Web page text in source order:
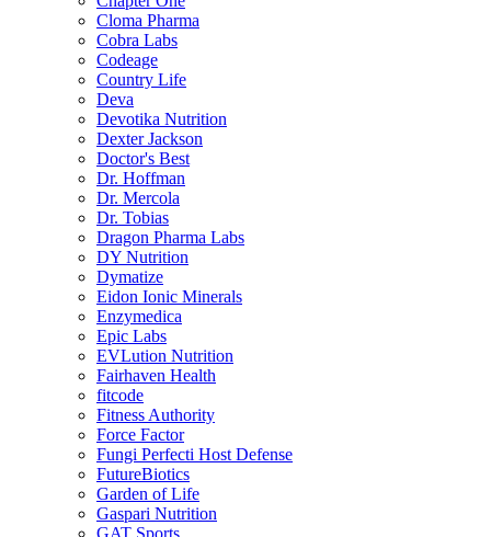
Cloma Pharma
Cobra Labs
Codeage
Country Life
Deva
Devotika Nutrition
Dexter Jackson
Doctor's Best
Dr. Hoffman
Dr. Mercola
Dr. Tobias
Dragon Pharma Labs
DY Nutrition
Dymatize
Eidon Ionic Minerals
Enzymedica
Epic Labs
EVLution Nutrition
Fairhaven Health
fitcode
Fitness Authority
Force Factor
Fungi Perfecti Host Defense
FutureBiotics
Garden of Life
Gaspari Nutrition
GAT Sports